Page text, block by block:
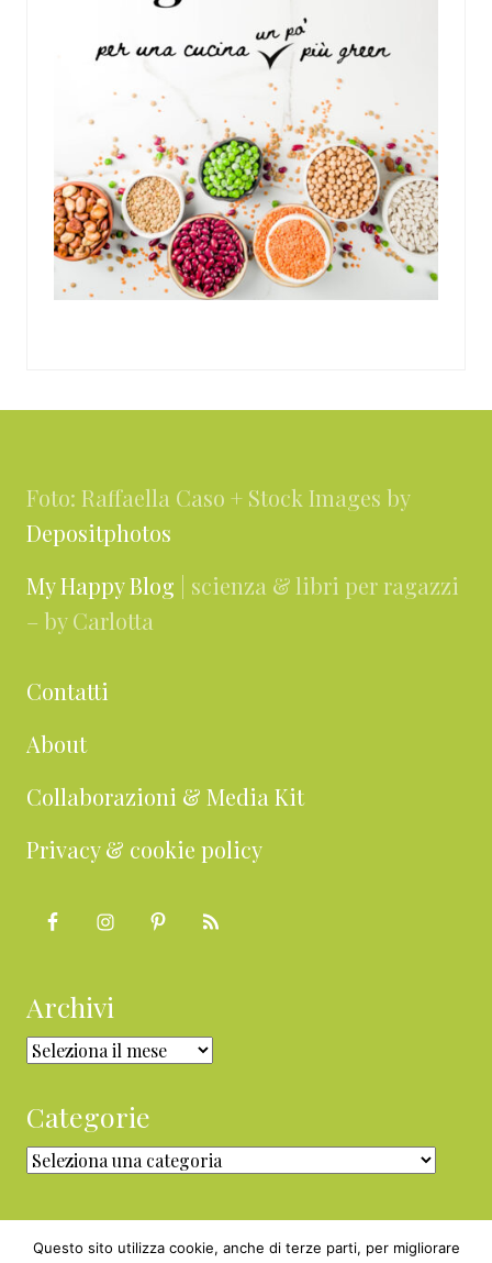
Foto: Raffaella Caso + Stock Images by
Depositphotos
My Happy Blog | scienza & libri per ragazzi
– by Carlotta
Contatti
About
Collaborazioni & Media Kit
Privacy & cookie policy
Archivi
Archivi
Categorie
Categorie
Questo sito utilizza cookie, anche di terze parti, per migliorare